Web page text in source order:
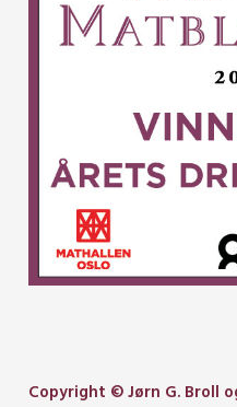
Copyright © Jørn G. Broll